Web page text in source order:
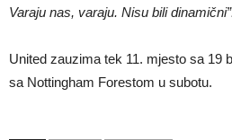
Varaju nas, varaju. Nisu bili
United zauzima tek 11. mjesto sa 19
sa Nottingham Forestom u subotu.